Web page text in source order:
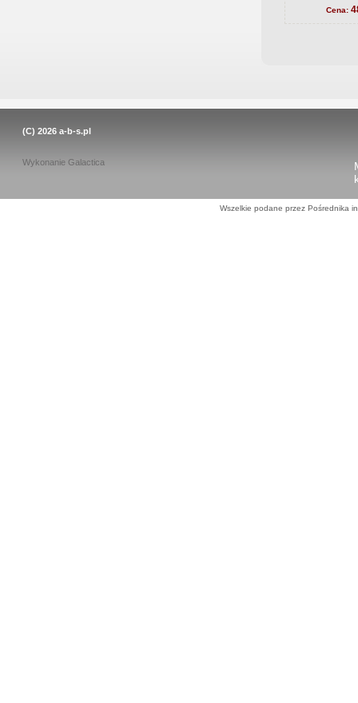
Cena:
(C) 2026 a-b-s.pl
Wykonanie Galactica
Wszelkie podane przez Pośrednika